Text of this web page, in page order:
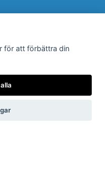
för att förbättra din